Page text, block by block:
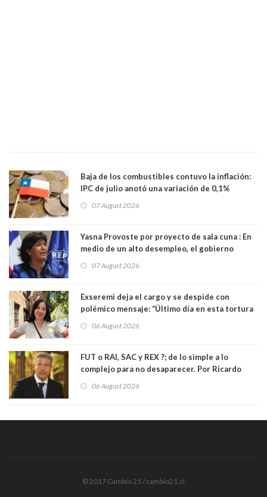
Baja de los combustibles contuvo la inflación:
IPC de julio anotó una variación de 0,1%
07 August 2026
Yasna Provoste por proyecto de sala cuna : En
medio de un alto desempleo, el gobierno
07 August 2026
Exseremi deja el cargo y se despide con
polémico mensaje: “Último día en esta tortura
06 August 2026
FUT o RAI, SAC y REX ?; de lo simple a lo
complejo para no desaparecer. Por Ricardo
06 August 2026
© 2017 Cambio 21 / cambio21.cl